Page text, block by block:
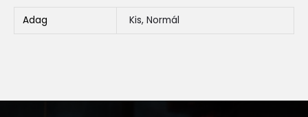
Adag Kis, Normál